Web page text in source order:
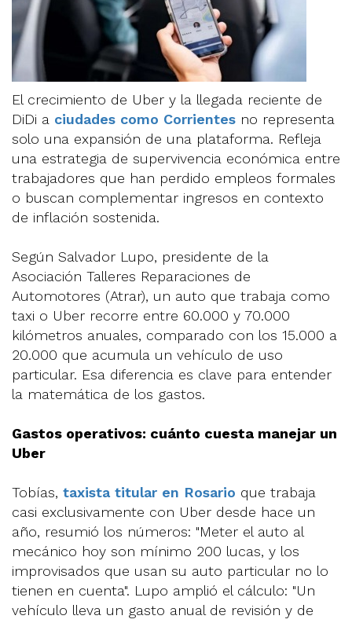
El crecimiento de Uber y la llegada reciente de
DiDi a ciudades como Corrientes no representa
solo una expansión de una plataforma. Refleja
una estrategia de supervivencia económica entre
trabajadores que han perdido empleos formales
o buscan complementar ingresos en contexto
de inflación sostenida.
Según Salvador Lupo, presidente de la
Asociación Talleres Reparaciones de
Automotores (Atrar), un auto que trabaja como
taxi o Uber recorre entre 60.000 y 70.000
kilómetros anuales, comparado con los 15.000 a
20.000 que acumula un vehículo de uso
particular. Esa diferencia es clave para entender
la matemática de los gastos.
Gastos operativos: cuánto cuesta manejar un
Uber
Tobías, taxista titular en Rosario que trabaja
casi exclusivamente con Uber desde hace un
año, resumió los números: "Meter el auto al
mecánico hoy son mínimo 200 lucas, y los
improvisados que usan su auto particular no lo
tienen en cuenta". Lupo amplió el cálculo: "Un
vehículo lleva un gasto anual de revisión y de